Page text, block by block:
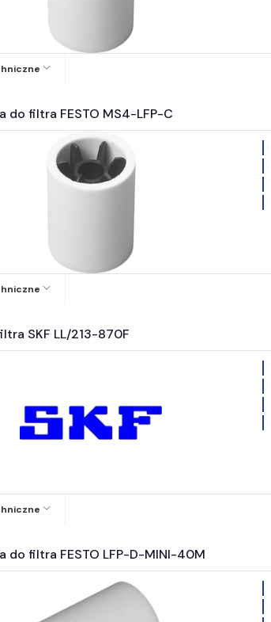
do filtra FESTO MS4-LFP-C
SKF LL/213-870F
do filtra FESTO LFP-D-MINI-40M